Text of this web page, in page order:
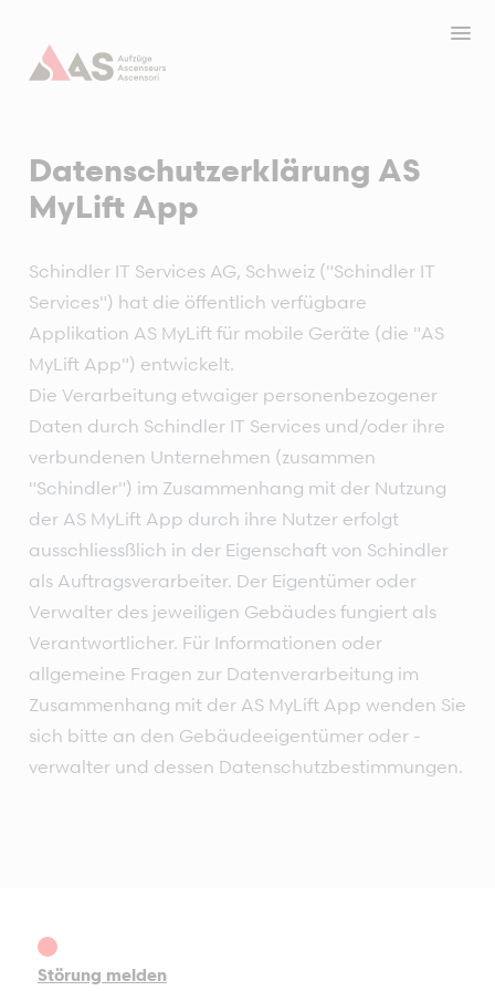
Datenschutzerklärung AS
MyLift App
Schindler IT Services AG, Schweiz ("Schindler IT
Services") hat die öffentlich verfügbare
Applikation AS MyLift für mobile Geräte (die "AS
MyLift App") entwickelt.
Die Verarbeitung etwaiger personenbezogener
Daten durch Schindler IT Services und/oder ihre
verbundenen Unternehmen (zusammen
"Schindler") im Zusammenhang mit der Nutzung
der AS MyLift App durch ihre Nutzer erfolgt
ausschliessßlich in der Eigenschaft von Schindler
als Auftragsverarbeiter. Der Eigentümer oder
Verwalter des jeweiligen Gebäudes fungiert als
Verantwortlicher. Für Informationen oder
allgemeine Fragen zur Datenverarbeitung im
Zusammenhang mit der AS MyLift App wenden Sie
sich bitte an den Gebäudeeigentümer oder -
verwalter und dessen Datenschutzbestimmungen.
Störung melden